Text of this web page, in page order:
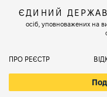
ЄДИНИЙ
осіб, уповноважених на
ПРО РЕЄСТР